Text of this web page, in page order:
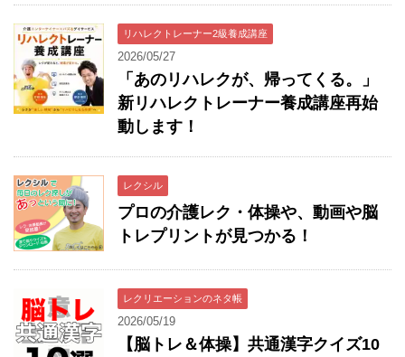
リハレクトレーナー2級養成講座
2026/05/27
「あのリハレクが、帰ってくる。」
新リハレクトレーナー養成講座再始
動します！
レクシル
プロの介護レク・体操や、動画や脳
トレプリントが見つかる！
レクリエーションのネタ帳
2026/05/19
【脳トレ＆体操】共通漢字クイズ10